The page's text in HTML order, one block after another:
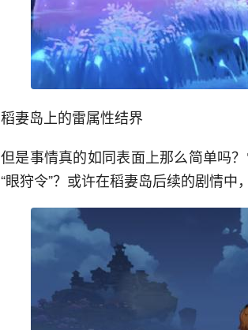
稻妻岛上的雷属性结界
但是事情真的如同表面上那么简单吗
“眼狩令”？或许在稻妻岛后续的剧情中